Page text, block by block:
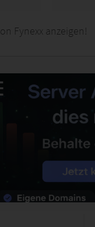
Fynexx anzeigen!